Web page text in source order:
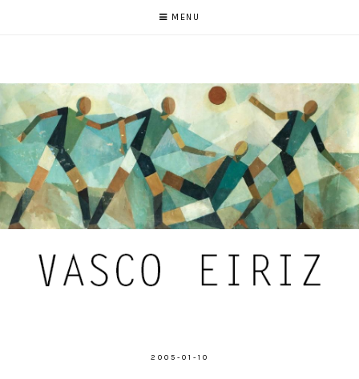
MENU
2005-01-10